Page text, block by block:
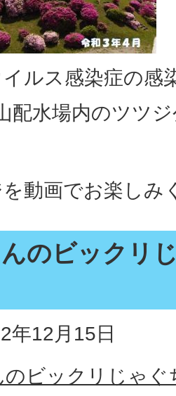
ルス感染症の感
配水場内のツツ
動画でお楽しみ
のビックリ
年12月15日
ビックリじゃぐ